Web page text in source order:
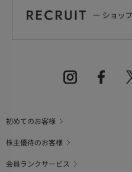
初めてのお客様
株主優待のお客様
会員ランクサービス